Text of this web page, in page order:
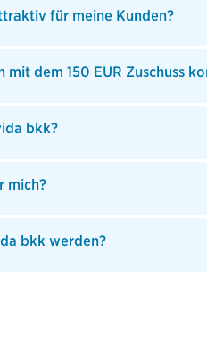
für meine Kunden?
dem 150 EUR Zuschuss
bkk?
mich?
bkk werden?